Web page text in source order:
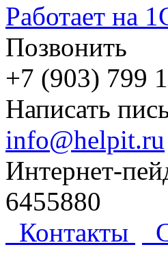
Работает на
Позвонить
+7 (903) 799
Написать
info@helpit.ru
Интернет-
6455880
Контакты